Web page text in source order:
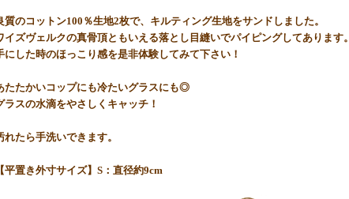
質のコットン100％生地2枚で、キルティング生地をサンドしました。
イズヴェルクの真骨頂ともいえる落とし目縫いでパイピングしてあります。
にした時のほっこり感を是非体験してみて下さい！
たたかいコップにも冷たいグラスにも◎
ラスの水滴をやさしくキャッチ！
れたら手洗いできます。
【平置き外寸サイズ】S：直径約9cm